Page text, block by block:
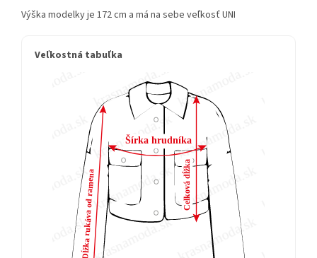
Výška modelky je 172 cm a má na sebe veľkosť UNI
Veľkostná tabuľka